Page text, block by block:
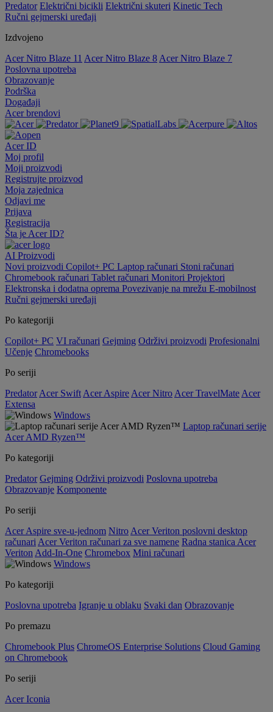
Predator Električni bicikli Električni skuteri Kinetic Tech
Ručni gejmerski uređaji
Izdvojeno
Acer Nitro Blaze 11 Acer Nitro Blaze 8 Acer Nitro Blaze 7
Poslovna upotreba
Obrazovanje
Podrška
Događaji
Acer brendovi
Acer ID
Moj profil
Moji proizvodi
Registrujte proizvod
Moja zajednica
Odjavi me
Prijava
Registracija
Šta je Acer ID?
AI Proizvodi
Novi proizvodi Copilot+ PC Laptop računari Stoni računari
Chromebook računari Tablet računari Monitori Projektori
Elektronska i dodatna oprema Povezivanje na mrežu E-mobilnost
Ručni gejmerski uređaji
Po kategoriji
Copilot+ PC VI računari Gejming Održivi proizvodi Profesionalni
Učenje Chromebooks
Po seriji
Predator Acer Swift Acer Aspire Acer Nitro Acer TravelMate Acer
Extensa
Windows
Laptop računari serije
Acer AMD Ryzen™
Po kategoriji
Predator Gejming Održivi proizvodi Poslovna upotreba
Obrazovanje Komponente
Po seriji
Acer Aspire sve-u-jednom Nitro Acer Veriton poslovni desktop
računari Acer Veriton računari za sve namene Radna stanica Acer
Veriton Add-In-One Chromebox Mini računari
Windows
Po kategoriji
Poslovna upotreba Igranje u oblaku Svaki dan Obrazovanje
Po premazu
Chromebook Plus ChromeOS Enterprise Solutions Cloud Gaming
on Chromebook
Po seriji
Acer Iconia